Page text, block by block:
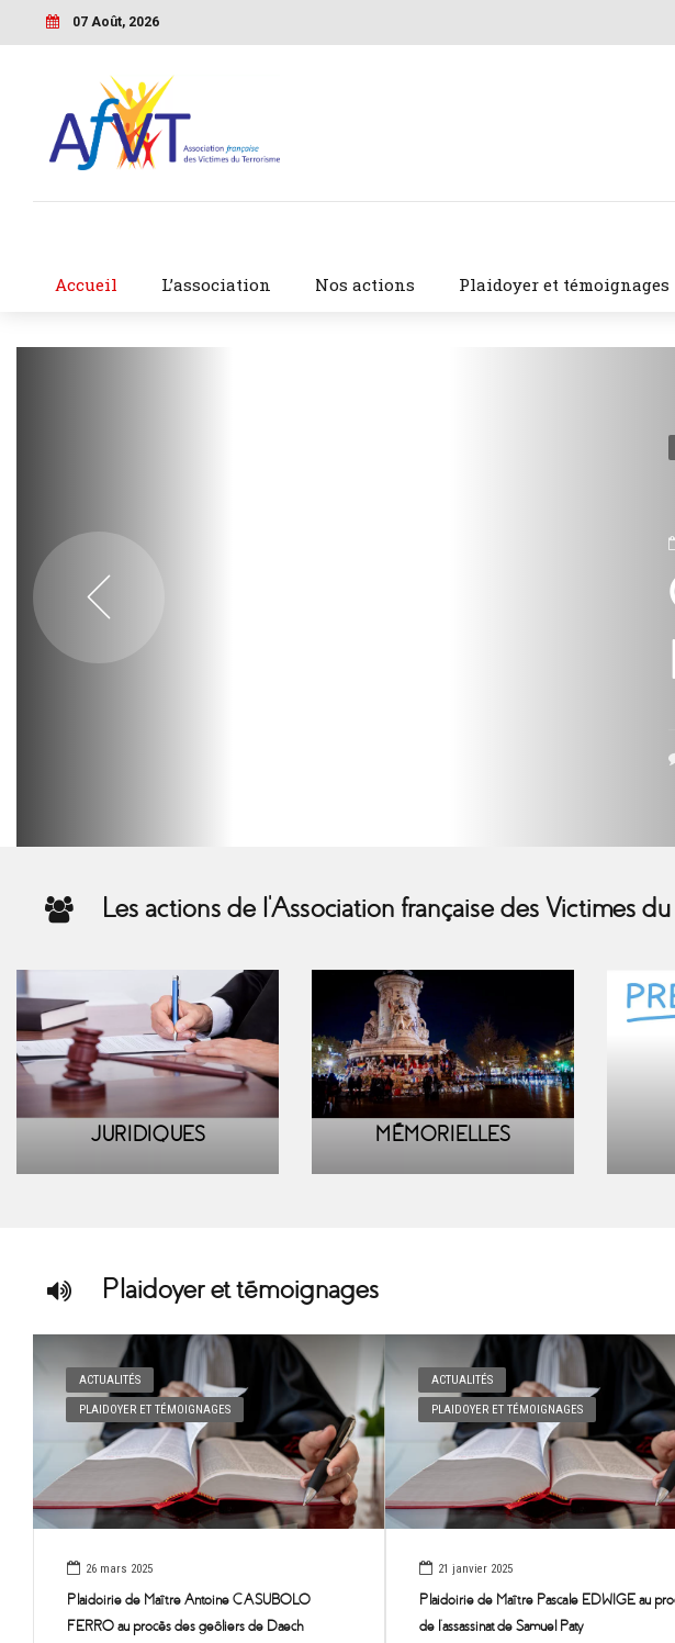
07 Août, 2026
Accueil L’association Nos actions Plaidoyer et témoignages
Communiqué de Presse
Les actions de l’Association française des Victimes
JURIDIQUES MÉMORIELLES
Plaidoyer et témoignages
ACTUALITÉS
PLAIDOYER ET TÉMOIGNAGES
26 mars 2025
Plaidoirie de Maître Antoine CASUBOLO
FERRO au procès des geôliers de Daech
ACTUALITÉS
PLAIDOYER ET TÉMOIGNAGES
21 janvier 2025
Plaidoirie de Maître Pascale EDWIGE au
de l’assassinat de Samuel Paty